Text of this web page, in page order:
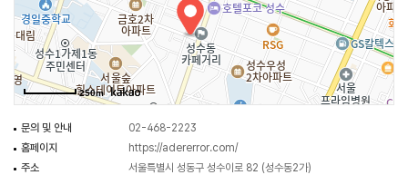
곳곳이 미래적인 무드를 표현하고 있는 힙한 공간이다. 유니크한 공간과
어우러져 진열된 의류와 다양한 굿즈 등 아더 성수 스페이스의 실험적인
아트공간을 돋보이게 하는 제품들을 함께 구매할 수 있다.
아더 성수 스페이스는 성수동의 인기 있는 숍으로 주말에 방문한다면 웨이팅을
각오해야 한다. 시간적인 여유가 있다면 평일에 방문하여 아더 성수 스페이스의
250m
문의 및 안내
02-468-2223
홈페이지
https://adererror.com/
주소
서울특별시 성동구 성수이로 82 (성수동2가)